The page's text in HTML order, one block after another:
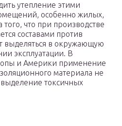
утепление этими
особенно жилых,
что при производстве
составами против
выделяться в окружающую
эксплуатации. В
и Америки применение
материала не
токсичных